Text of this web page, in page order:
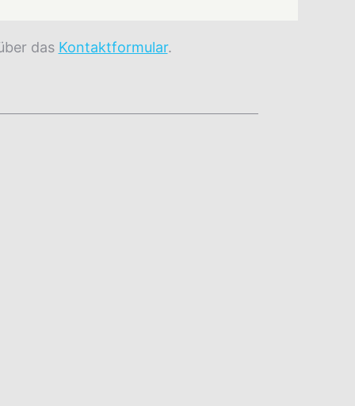
das Kontaktformular.